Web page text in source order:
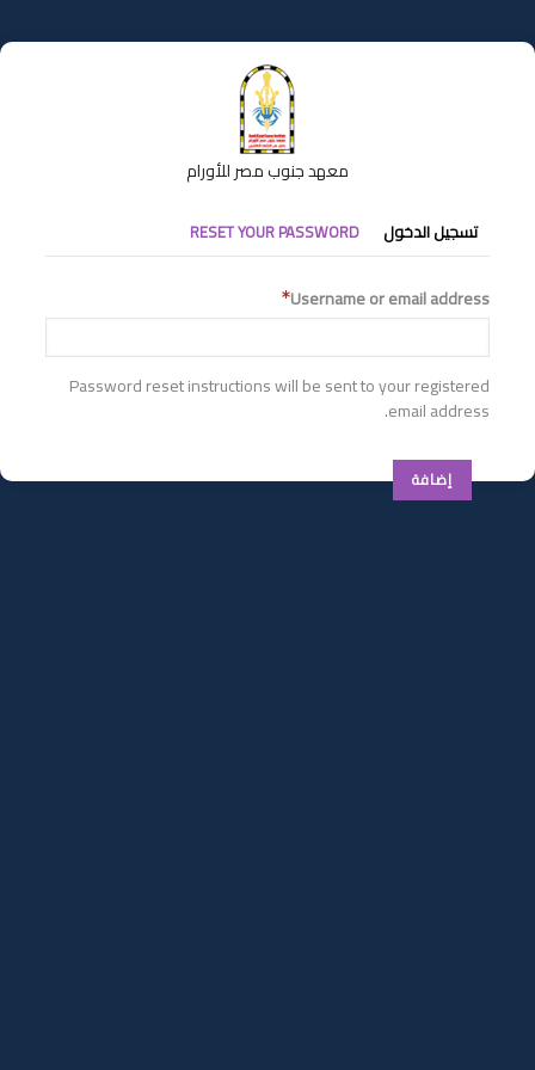
إلى
المحتوى
معهد جنوب مصر للأورام
التبويبات
الأساسية
تسجيل الدخول RESET YOUR PASSWORD
Username or email address
Password reset instructions will be sent to your registered
email address.